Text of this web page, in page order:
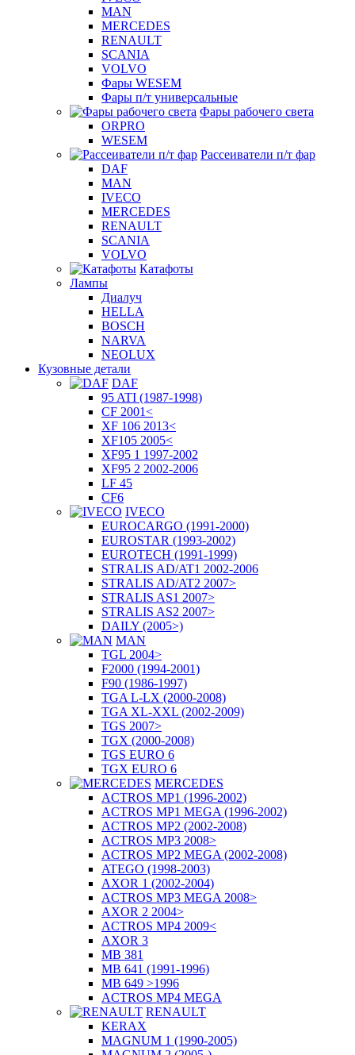
MAN
MERCEDES
RENAULT
SCANIA
VOLVO
Фары WESEM
Фары п/т универсальные
Фары рабочего света
ORPRO
WESEM
Рассеиватели п/т фар
DAF
MAN
IVECO
MERCEDES
RENAULT
SCANIA
VOLVO
Катафоты
Лампы
Диалуч
HELLA
BOSCH
NARVA
NEOLUX
Кузовные детали
DAF
95 ATI (1987-1998)
CF 2001<
XF 106 2013<
XF105 2005<
XF95 1 1997-2002
XF95 2 2002-2006
LF 45
CF6
IVECO
EUROCARGO (1991-2000)
EUROSTAR (1993-2002)
EUROTECH (1991-1999)
STRALIS AD/AT1 2002-2006
STRALIS AD/AT2 2007>
STRALIS AS1 2007>
STRALIS AS2 2007>
DAILY (2005>)
MAN
TGL 2004>
F2000 (1994-2001)
F90 (1986-1997)
TGA L-LX (2000-2008)
TGA XL-XXL (2002-2009)
TGS 2007>
TGX (2000-2008)
TGS EURO 6
TGX EURO 6
MERCEDES
ACTROS MP1 (1996-2002)
ACTROS MP1 MEGA (1996-2002)
ACTROS MP2 (2002-2008)
ACTROS MP3 2008>
ACTROS MP2 MEGA (2002-2008)
ATEGO (1998-2003)
AXOR 1 (2002-2004)
ACTROS MP3 MEGA 2008>
AXOR 2 2004>
ACTROS MP4 2009<
AXOR 3
MB 381
MB 641 (1991-1996)
MB 649 >1996
ACTROS MP4 MEGA
RENAULT
KERAX
MAGNUM 1 (1990-2005)